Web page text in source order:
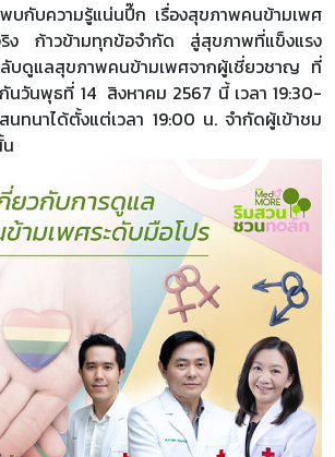
บกับความรู้แน่นปึ๊ก เรื่องสุขภาพคนข้ามเพศ
ง ก้าวข้ามทุกข้อจำกัด สู่สุขภาพที่แข็งแรง
ดูแลสุขภาพคนข้ามเพศจากผู้เชี่ยวชาญ ที่
นวันพุธที่ 14 สิงหาคม 2567 นี้ เวลา 19:30-
ทนาได้ตั้งแต่เวลา 19:00 น. จำกัดผู้เข้าชม